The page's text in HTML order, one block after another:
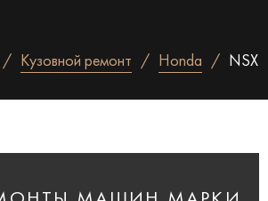
Кузовной ремонт Honda NSX